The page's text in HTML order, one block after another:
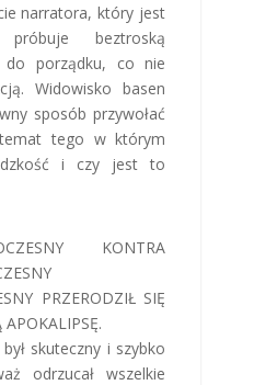
narratora, który jest
beztroską
do porządku, co nie
Widowisko basen
sposób przywołać
tego w którym
i czy jest to
KONTRA
PRZERODZIŁ SIĘ
skuteczny i szybko
odrzucał wszelkie